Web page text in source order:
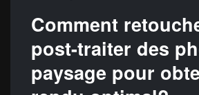
Comment
post-traiter des
paysage pour